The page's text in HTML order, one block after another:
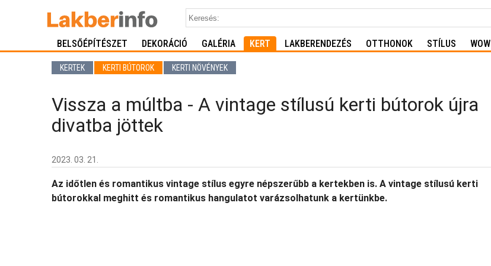
BELSŐÉPÍTÉSZET DEKORÁCIÓ GALÉRIA KERT LAKBERENDEZÉS OTTHONOK STÍLUS WOW
KERTEK KERTI BÚTOROK KERTI NÖVÉNYEK
Vissza a múltba - A vintage stílusú kerti bútorok újra
divatba jöttek
2023. 03. 21.
Az időtlen és romantikus vintage stílus egyre népszerűbb a kertekben is. A vintage stílusú kerti
bútorokkal meghitt és romantikus hangulatot varázsolhatunk a kertünkbe.